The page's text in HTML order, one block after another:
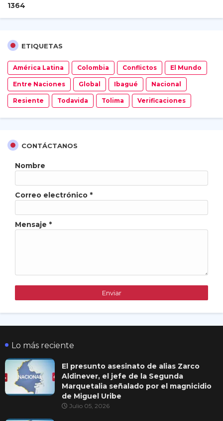
1364
ETIQUETAS
América Latina Colombia Conflictos El Mundo
Entre Naciones Global Ibagué Nacional
Resiente Todavida Tolima Verificaciones
CONTÁCTANOS
Nombre
Correo electrónico *
Mensaje *
Lo más reciente
El presunto asesinato de alias Zarco
Aldinever, el jefe de la Segunda
Marquetalia señalado por el magnicidio
de Miguel Uribe
Julio 05, 2026